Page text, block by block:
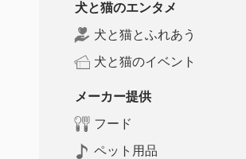
犬と猫のエンタメ
犬と猫とふれあう
犬と猫のイベント
メーカー提供
フード
ペット用品